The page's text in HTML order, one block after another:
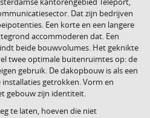
Dat zijn bedrijven
Een korte en een langere
accommoderen dat. Een
beide bouwvolumes. Het geknikte
twee optimale buitenruimtes op: de
gebruik. De dakopbouw is als een
getrokken. Vorm en
gebouw zijn identiteit.
te laten, hoeven die niet